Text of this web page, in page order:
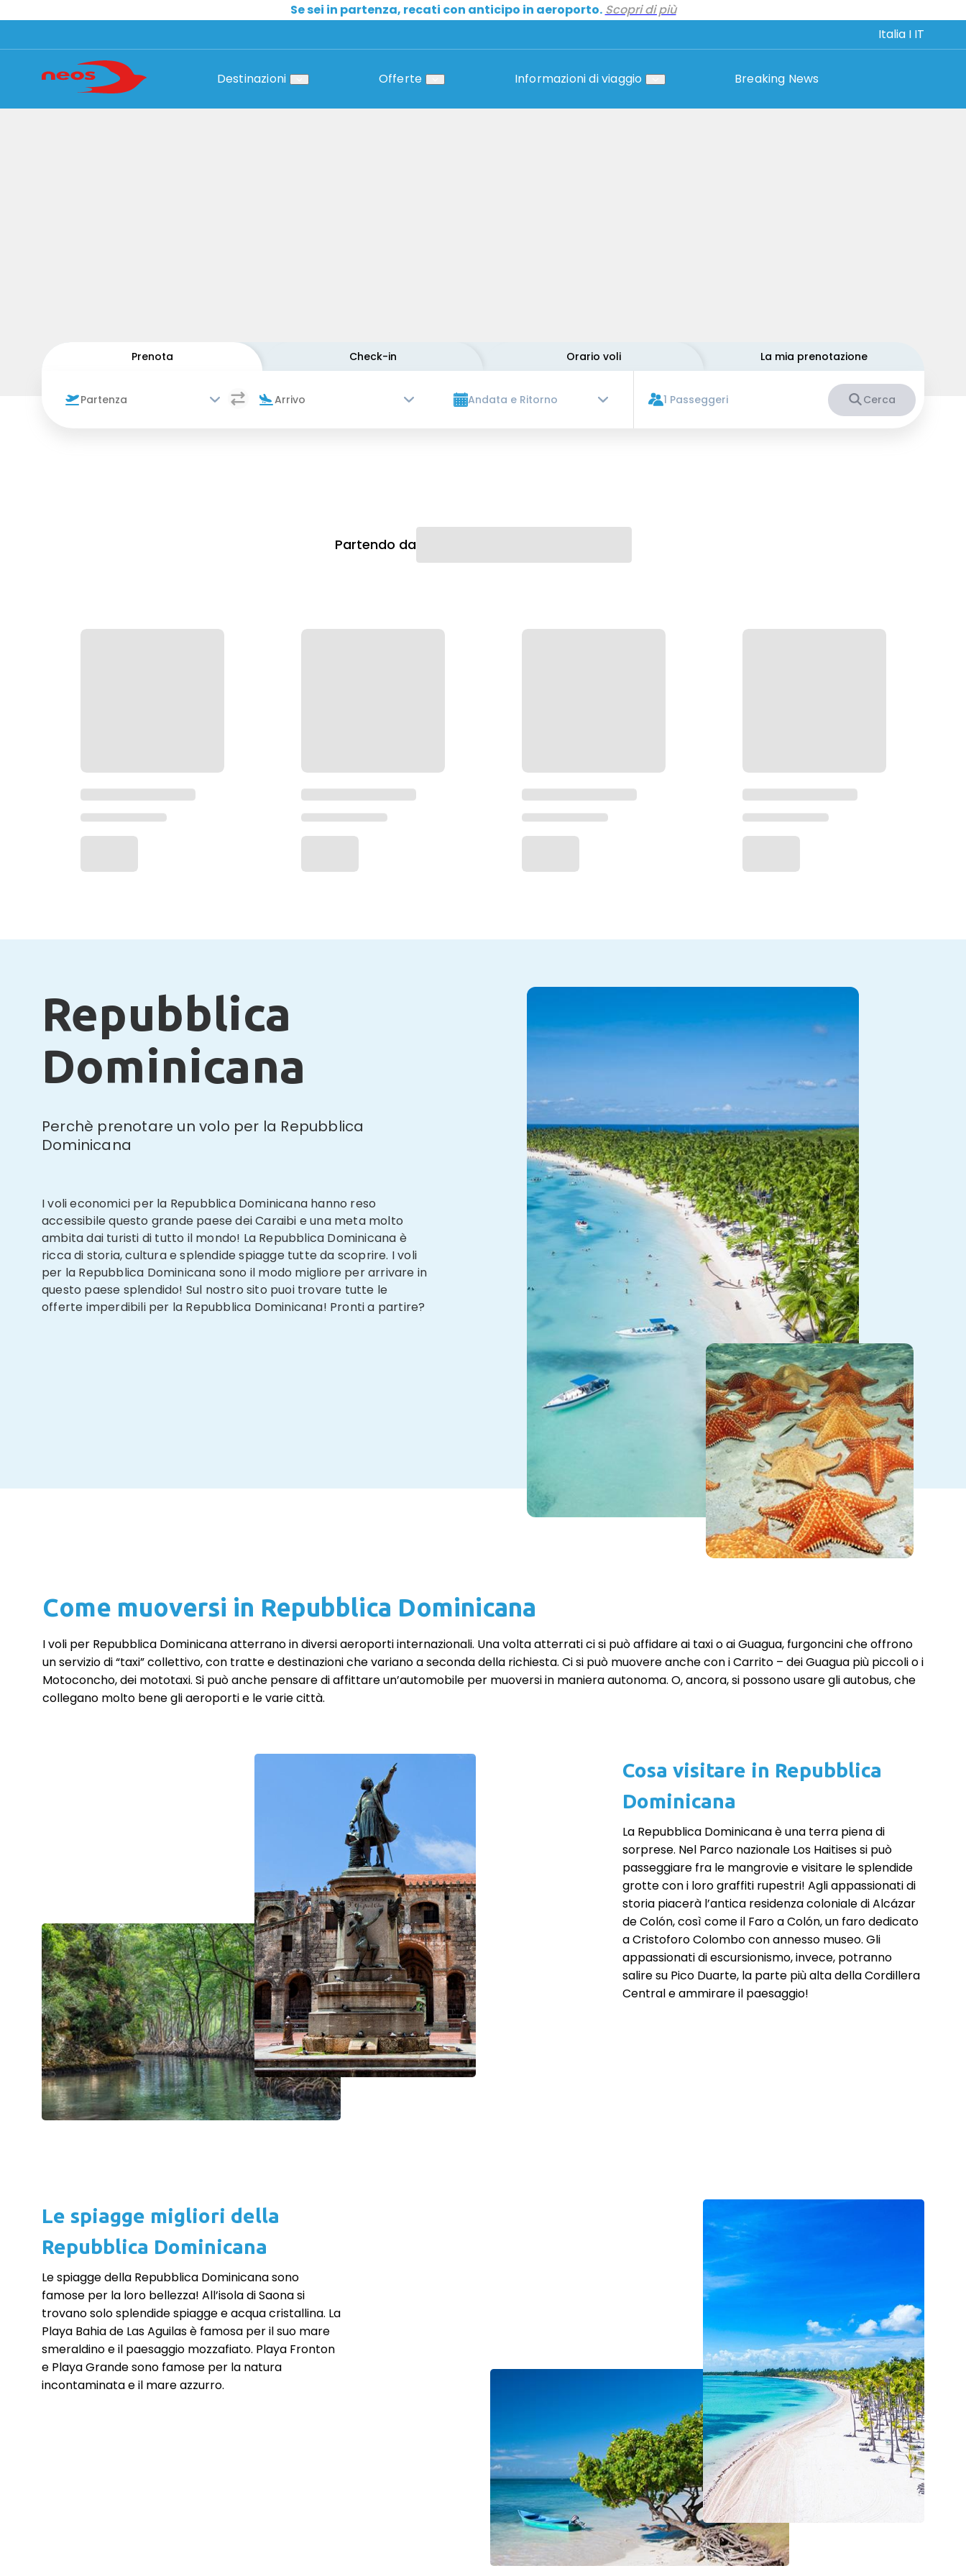
Se sei in partenza, recati con anticipo in aeroporto. Scopri di più
Italia I IT
Destinazioni Offerte Informazioni di viaggio Breaking News
Prenota Check-in Orario voli La mia prenotazione
Andata e Ritorno 1 Passeggeri Cerca
Partendo da
Repubblica
Dominicana
Perchè prenotare un volo per la Repubblica
Dominicana
I voli economici per la Repubblica Dominicana hanno reso
accessibile questo grande paese dei Caraibi e una meta molto
ambita dai turisti di tutto il mondo! La Repubblica Dominicana è
ricca di storia, cultura e splendide spiagge tutte da scoprire. I voli
per la Repubblica Dominicana sono il modo migliore per arrivare in
questo paese splendido! Sul nostro sito puoi trovare tutte le
offerte imperdibili per la Repubblica Dominicana! Pronti a partire?
Come muoversi in Repubblica Dominicana
I voli per Repubblica Dominicana atterrano in diversi aeroporti internazionali. Una volta atterrati ci si può affidare ai taxi o ai Guagua, furgoncini che offrono
un servizio di “taxi” collettivo, con tratte e destinazioni che variano a seconda della richiesta. Ci si può muovere anche con i Carrito – dei Guagua più piccoli o i
Motoconcho, dei mototaxi. Si può anche pensare di affittare un’automobile per muoversi in maniera autonoma. O, ancora, si possono usare gli autobus, che
collegano molto bene gli aeroporti e le varie città.
Cosa visitare in Repubblica
Dominicana
La Repubblica Dominicana è una terra piena di
sorprese. Nel Parco nazionale Los Haitises si può
passeggiare fra le mangrovie e visitare le splendide
grotte con i loro graffiti rupestri! Agli appassionati di
storia piacerà l’antica residenza coloniale di Alcázar
de Colón, così come il Faro a Colón, un faro dedicato
a Cristoforo Colombo con annesso museo. Gli
appassionati di escursionismo, invece, potranno
salire su Pico Duarte, la parte più alta della Cordillera
Central e ammirare il paesaggio!
Le spiagge migliori della
Repubblica Dominicana
Le spiagge della Repubblica Dominicana sono
famose per la loro bellezza! All’isola di Saona si
trovano solo splendide spiagge e acqua cristallina. La
Playa Bahia de Las Aguilas è famosa per il suo mare
smeraldino e il paesaggio mozzafiato. Playa Fronton
e Playa Grande sono famose per la natura
incontaminata e il mare azzurro.